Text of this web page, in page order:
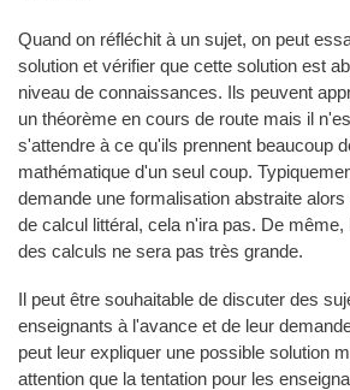
Quand on réfléchit à un sujet, on peut
solution et vérifier que cette solution est
niveau de connaissances. Ils peuvent
un théorème en cours de route mais il
s'attendre à ce qu'ils prennent beaucoup
mathématique d'un seul coup.
demande une formalisation abstraite
de calcul littéral, cela n'ira pas. De même,
des calculs ne sera pas très grande.
Il peut être souhaitable de discuter des
enseignants à l'avance et de leur
peut leur expliquer une possible solution
attention que la tentation pour les